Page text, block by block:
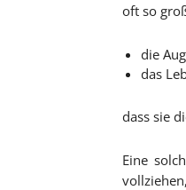
oft so
die
das
dass sie
Eine